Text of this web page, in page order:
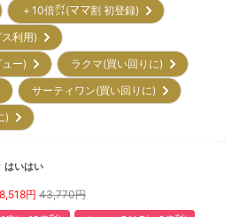
＋10倍㌽(ママ割 初登録)
ス利用)
ュー)
ラクマ(買い回りに)
サーティワン(買い回りに)
)
はいはい
円 43,770円